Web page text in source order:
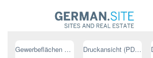
Gewerbeflächen NRW Druckansicht (PDF) // deutsch